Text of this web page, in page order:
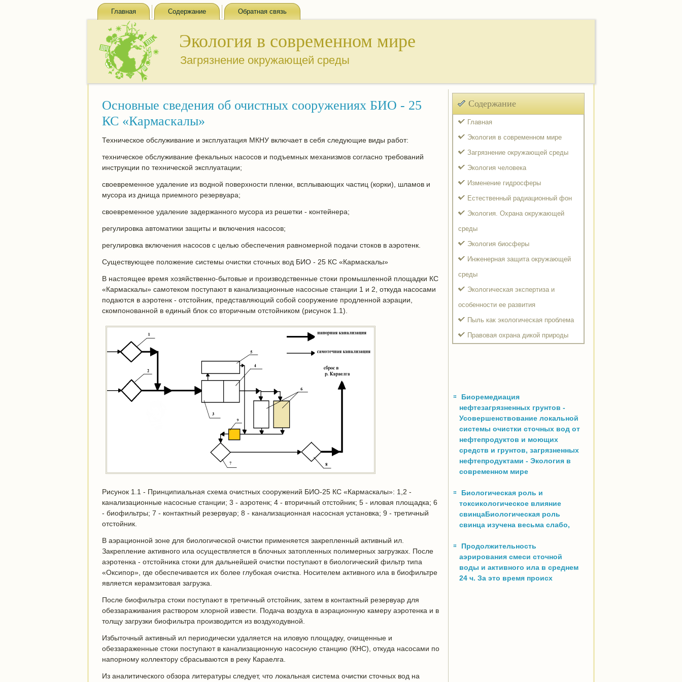
Главная Содержание Обратная связь
Экология в современном мире
Загрязнение окружающей среды
Основные сведения об очистных сооружениях БИО - 25
КС «Кармаскалы»
Техническое обслуживание и эксплуатация МКНУ включает в себя следующие виды работ:
техническое обслуживание фекальных насосов и подъемных механизмов согласно требований
инструкции по технической эксплуатации;
своевременное удаление из водной поверхности пленки, всплывающих частиц (корки), шламов и
мусора из днища приемного резервуара;
своевременное удаление задержанного мусора из решетки - контейнера;
регулировка автоматики защиты и включения насосов;
регулировка включения насосов с целью обеспечения равномерной подачи стоков в аэротенк.
Существующее положение системы очистки сточных вод БИО - 25 КС «Кармаскалы»
В настоящее время хозяйственно-бытовые и производственные стоки промышленной площадки КС
«Кармаскалы» самотеком поступают в канализационные насосные станции 1 и 2, откуда насосами
подаются в аэротенк - отстойник, представляющий собой сооружение продленной аэрации,
скомпонованной в единый блок со вторичным отстойником (рисунок 1.1).
Рисунок 1.1 - Принципиальная схема очистных сооружений БИО-25 КС «Кармаскалы»: 1,2 -
канализационные насосные станции; 3 - аэротенк; 4 - вторичный отстойник; 5 - иловая площадка; 6
- биофильтры; 7 - контактный резервуар; 8 - канализационная насосная установка; 9 - третичный
отстойник.
В аэрационной зоне для биологической очистки применяется закрепленный активный ил.
Закрепление активного ила осуществляется в блочных затопленных полимерных загрузках. После
аэротенка - отстойника стоки для дальнейшей очистки поступают в биологический фильтр типа
«Оксипор», где обеспечивается их более глубокая очистка. Носителем активного ила в биофильтре
является керамзитовая загрузка.
После биофильтра стоки поступают в третичный отстойник, затем в контактный резервуар для
обеззараживания раствором хлорной извести. Подача воздуха в аэрационную камеру аэротенка и в
толщу загрузки биофильтра производится из воздуходувной.
Избыточный активный ил периодически удаляется на иловую площадку, очищенные и
обеззараженные стоки поступают в канализационную насосную станцию (КНС), откуда насосами по
напорному коллектору сбрасываются в реку Караелга.
Из аналитического обзора литературы следует, что локальная система очистки сточных вод на
Содержание
Главная
Экология в современном мире
Загрязнение окружающей среды
Экология человека
Изменение гидросферы
Естественный радиационный фон
Экология. Охрана окружающей
среды
Экология биосферы
Инженерная защита окружающей
среды
Экологическая экспертиза и
особенности ее развития
Пыль как экологическая проблема
Правовая охрана дикой природы
Биоремедиация
нефтезагрязненных грунтов -
Усовершенствование локальной
системы очистки сточных вод от
нефтепродуктов и моющих
средств и грунтов, загрязненных
нефтепродуктами - Экология в
современном мире
Биологическая роль и
токсикологическое влияние
свинцаБиологическая роль
свинца изучена весьма слабо,
Продолжительность
аэрирования смеси сточной
воды и активного ила в среднем
24 ч. За это время происх